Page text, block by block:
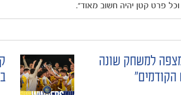
פרט קטן יהיה חשוב מאוד".
למשחק שונה